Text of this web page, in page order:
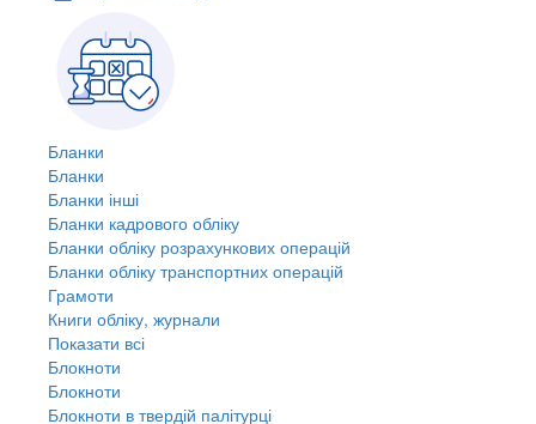
Бланки
Бланки
Бланки інші
Бланки кадрового обліку
Бланки обліку розрахункових операцій
Бланки обліку транспортних операцій
Грамоти
Книги обліку, журнали
Показати всі
Блокноти
Блокноти
Блокноти в твердій палітурці